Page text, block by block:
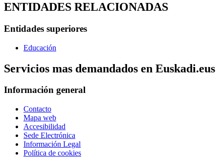
ENTIDADES RELACIONADAS
Entidades superiores
Educación
Servicios mas demandados en Euskadi.eus
Información general
Contacto
Mapa web
Accesibilidad
Sede Electrónica
Información Legal
Política de cookies